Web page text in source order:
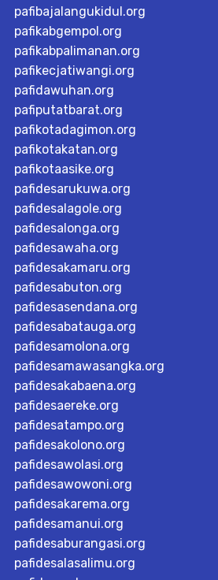
pafibajalangukidul.org
pafikabgempol.org
pafikabpalimanan.org
pafikecjatiwangi.org
pafidawuhan.org
pafiputatbarat.org
pafikotadagimon.org
pafikotakatan.org
pafikotaasike.org
pafidesarukuwa.org
pafidesalagole.org
pafidesalonga.org
pafidesawaha.org
pafidesakamaru.org
pafidesabuton.org
pafidesasendana.org
pafidesabatauga.org
pafidesamolona.org
pafidesamawasangka.org
pafidesakabaena.org
pafidesaereke.org
pafidesatampo.org
pafidesakolono.org
pafidesawolasi.org
pafidesawowoni.org
pafidesakarema.org
pafidesamanui.org
pafidesaburangasi.org
pafidesalasalimu.org